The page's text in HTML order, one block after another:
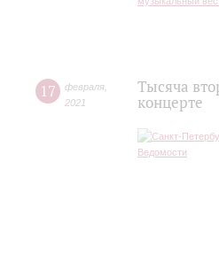
17 февраля
2021
Тысяча
концерте